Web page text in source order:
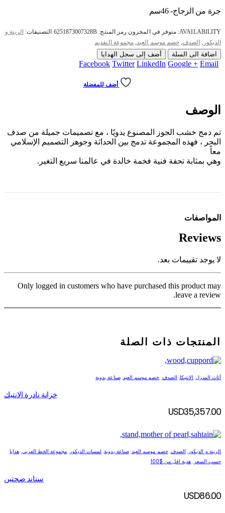
جرة من الزجاج- 46سم
AVAILABILITY: متوفر في المخزون رمز المنتج: 6251873007328B التصنيفات: الزينة و
الديكور, الصدف, خصم موسم العيد, مجموعة التقديم
اضافة الى السلة أضف إلى سجل الهدايا
Facebook Twitter LinkedIn Google + Email
أضف للمفضلة
الوصف
تم دمج خشب الجوز المصنوع يدويًا ، مع تصميمات جميلة من صدف
البحر ، فهذه المجموعة تدمج بين الحداثة وجوهر التصميم الإسلامي
معاً
وهي بمثابة تحفة فنية فخمة خالدة في عالمنا سريع التغير.
المواصفات
Reviews
لا يوجد تقييمات بعد.
Only logged in customers who have purchased this product may
leave a review.
المنتجات ذات الصلة
أثاث المنزل, الانتيكا, الصدف, خصم موسم العيد,صناعة يدوية
خزانة نادرة الانتيك
USD35,357.00
الزينة و الديكور, الصدف,خصم موسم العيد,صناعة يدوية, لمسات الديكور, مجموعة الخط العربي, هدايا
حسب السعر , هدية اقل من $100
ستاند صحتين
USD86.00